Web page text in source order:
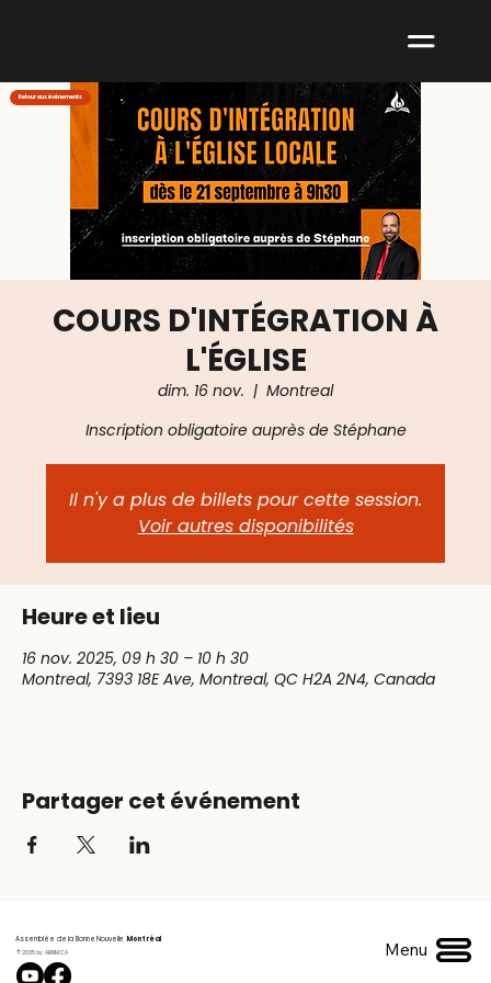
COURS D'INTÉGRATION À
L'ÉGLISE
dim. 16 nov.
  |
Montreal
Inscription obligatoire auprès de Stéphane
Il n'y a plus de billets pour cette session.
Voir autres disponibilités
Heure et lieu
16 nov. 2025, 09 h 30 – 10 h 30
Montreal, 7393 18E Ave, Montreal, QC H2A 2N4, Canada
Partager cet événement
Retour aux événements
Assemblée de la Bonne Nouvelle Montréal
© 2025 by ABNM.CA Menu